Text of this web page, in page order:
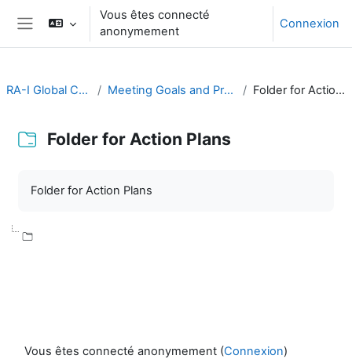
Passer au contenu principal
Panneau latéral
Vous êtes connecté
anonymement
Connexion
RA-I Global Campus Meeting Goals and Procedures Folder for Action Plans
Folder for Action Plans
Folder for Action Plans
Vous êtes connecté anonymement (Connexion)